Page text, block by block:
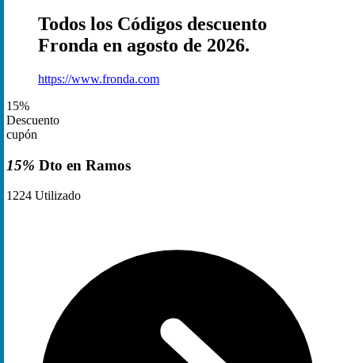
Todos los Códigos descuento
Fronda en agosto de 2026.
https://www.fronda.com
15%
Descuento
cupón
15% Dto en Ramos
1224 Utilizado